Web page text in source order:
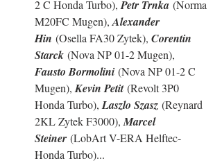
2 C Honda Turbo), Petr Trnka (Norma
M20FC Mugen), Alexander
Hin (Osella FA30 Zytek), Corentin
Starck (Nova NP 01-2 Mugen),
Fausto Bormolini (Nova NP 01-2 C
Mugen), Kevin Petit (Revolt 3P0
Honda Turbo), Laszlo Szasz (Reynard
2KL Zytek F3000), Marcel
Steiner (LobArt V-ERA Helftec-
Honda Turbo)...